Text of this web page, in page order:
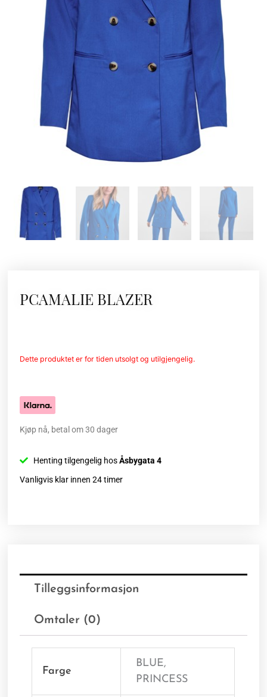
PCAMALIE BLAZER
Dette produktet er for tiden utsolgt og utilgjengelig.
Kjøp nå, betal om 30 dager
Henting tilgengelig hosÅsbygata 4
Vanligvis klar innen 24 timer
Tilleggsinformasjon
Omtaler (0)
Farge
BLUE,
PRINCESS